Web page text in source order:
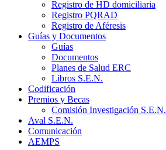
Registro de HD domiciliaria
Registro PQRAD
Registro de Aféresis
Guías y Documentos
Guías
Documentos
Planes de Salud ERC
Libros S.E.N.
Codificación
Premios y Becas
Comisión Investigación S.E.N.
Aval S.E.N.
Comunicación
AEMPS